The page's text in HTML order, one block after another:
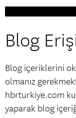
Blog
Blog içeriklerini
olmanız
hbrturkiye.com
yaparak blog